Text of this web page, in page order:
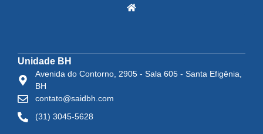
Unidade BH
Avenida do Contorno, 2905 - Sala 605 - Santa Efigênia,
BH
contato@saidbh.com
(31) 3045-5628